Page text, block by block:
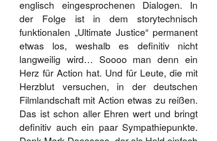
englisch eingesprochenen Dialogen. In
der Folge ist in dem storytechnisch
funktionalen „Ultimate Justice“ permanent
etwas los, weshalb es definitiv nicht
langweilig wird… Soooo man denn ein
Herz für Action hat. Und für Leute, die mit
Herzblut versuchen, in der deutschen
Filmlandschaft mit Action etwas zu reißen.
Das ist schon aller Ehren wert und bringt
definitiv auch ein paar Sympathiepunkte.